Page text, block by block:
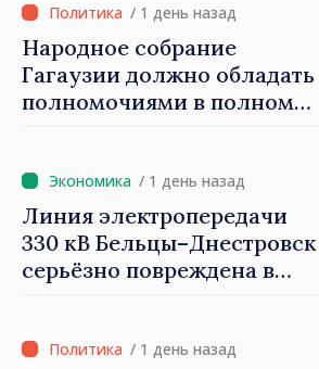
обороны на 2024–2034 годы
опубликована в Monitorul
Oficial
/ 1 день назад
Народное собрание
Гагаузии должно обладать
полномочиями в полном
быть свободными и
честными»
/ 1 день назад
Линия электропередачи
330 кВ Бельцы–Днестровск
серьёзно повреждена в
/ 1 день назад